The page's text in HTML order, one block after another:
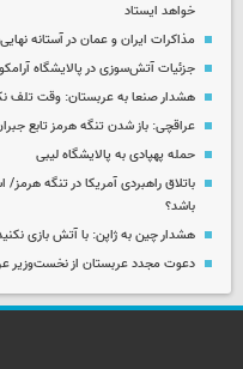
خواهد ایستاد
مذاکرات ایران و عمان در آستانه
جزئیات آتش‌سوزی در پالایشگاه
هشدار صنعا به عربستان: وقت تلف
عراقچی: باز شدن تنگه هرمز تابع
حمله پهپادی به پالایشگاه لیبی
باتلاق راهبردی آمریکا در تنگه
باشد؟
هشدار چین به ژاپن: با آتش بازی
دعوت مجدد عربستان از نخست‌وزیر